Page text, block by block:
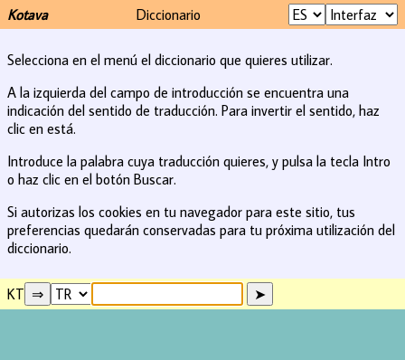
Kotava Diccionario
Selecciona en el menú el diccionario que quieres utilizar.
A la izquierda del campo de introducción se encuentra una
indicación del sentido de traducción. Para invertir el sentido, haz
clic en está.
Introduce la palabra cuya traducción quieres, y pulsa la tecla Intro
o haz clic en el botón Buscar.
Si autorizas los cookies en tu navegador para este sitio, tus
preferencias quedarán conservadas para tu próxima utilización del
diccionario.
KT